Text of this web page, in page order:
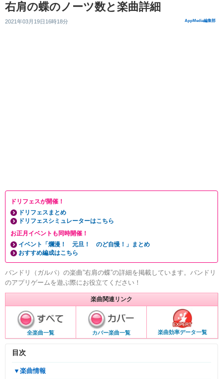
右肩の蝶のノーツ数と楽曲詳細
2021年03月19日16時18分 AppMedia編集部
ドリフェスが開催！
ドリフェスまとめ
ドリフェスシミュレーターはこちら
お正月イベントも同時開催！
イベント「爛漫！ 元旦！ のど自慢！」まとめ
おすすめ編成はこちら
バンドリ（ガルパ）の楽曲”右肩の蝶”の詳細を掲載しています。バンドリ
のアプリゲームを遊ぶ際にお役立てください！
楽曲関連リンク
全楽曲一覧 カバー楽曲一覧 楽曲効率データ一覧
目次
▼楽曲情報